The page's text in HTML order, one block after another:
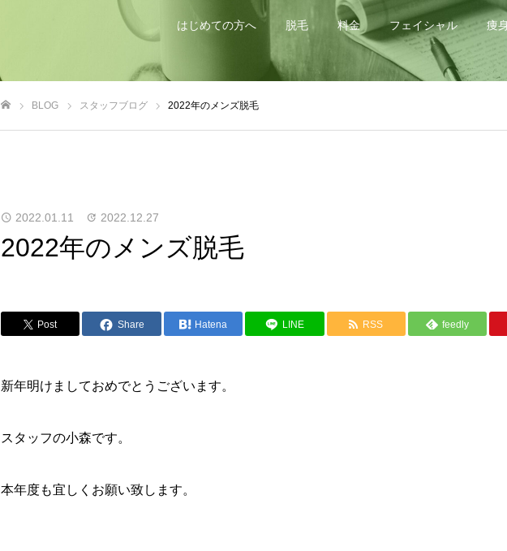
はじめての方へ 脱毛 料金 フェイシャル 痩
BLOG スタッフブログ 2022年のメンズ脱毛
2022.01.11 2022.12.27
2022年のメンズ脱毛
Post Share Hatena LINE RSS feedly
新年明けましておめでとうございます。
スタッフの小森です。
本年度も宜しくお願い致します。